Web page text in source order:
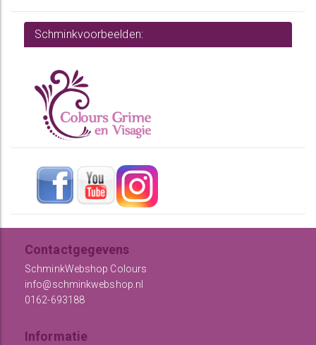
Schminkvoorbeelden:
Contactgegevens
SchminkWebshop Colours
info@schminkwebshop.nl
0162-693188
Informatie